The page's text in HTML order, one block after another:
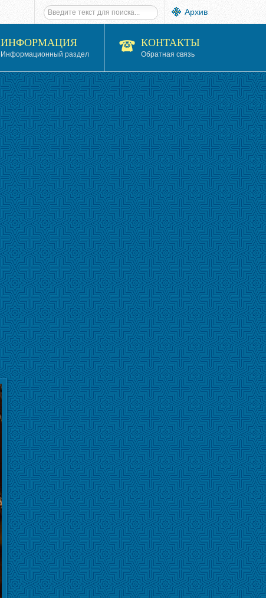
Архив
ИНФОРМАЦИЯ
Информационный раздел
КОНТАКТЫ
Обратная связь